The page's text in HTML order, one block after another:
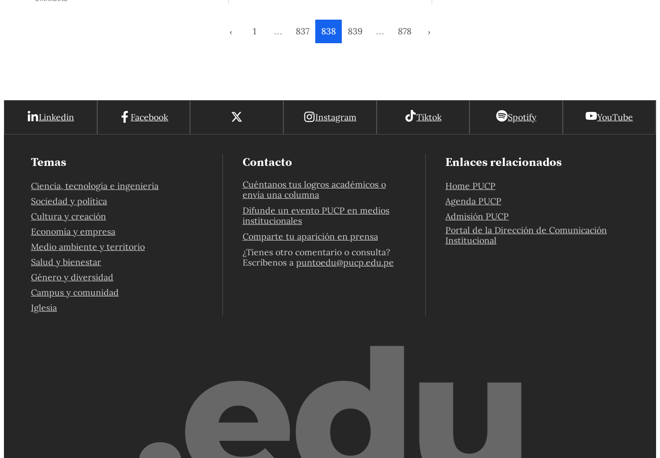
‹ 1 … 837 838 839 … 878 ›
Linkedin Facebook Instagram Tiktok Spotify YouTube
Temas
Ciencia, tecnología e ingeniería
Sociedad y política
Cultura y creación
Economía y empresa
Medio ambiente y territorio
Salud y bienestar
Género y diversidad
Campus y comunidad
Iglesia
Contacto
Cuéntanos tus logros académicos o
envía una columna
Difunde un evento PUCP en medios
institucionales
Comparte tu aparición en prensa
¿Tienes otro comentario o consulta?
Escríbenos a puntoedu@pucp.edu.pe
Enlaces relacionados
Home PUCP
Agenda PUCP
Admisión PUCP
Portal de la Dirección de Comunicación
Institucional